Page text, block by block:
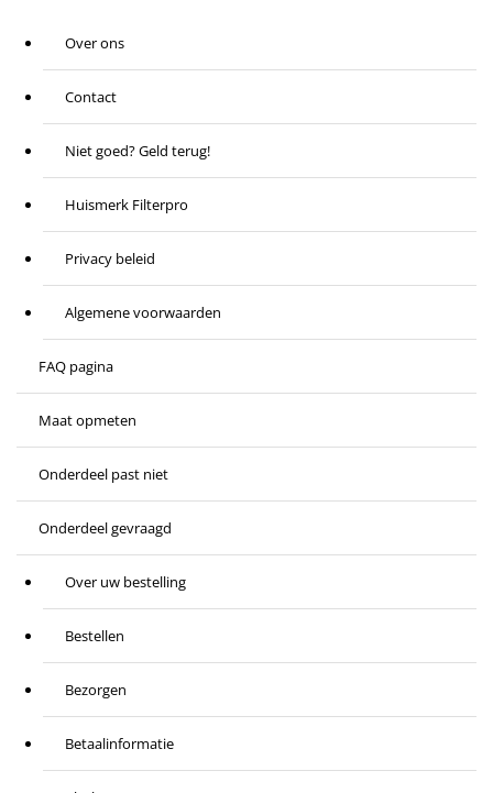
Over ons
Contact
Niet goed? Geld terug!
Huismerk Filterpro
Privacy beleid
Algemene voorwaarden
FAQ pagina
Maat opmeten
Onderdeel past niet
Onderdeel gevraagd
Over uw bestelling
Bestellen
Bezorgen
Betaalinformatie